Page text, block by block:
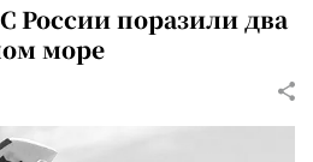
России поразили два
море